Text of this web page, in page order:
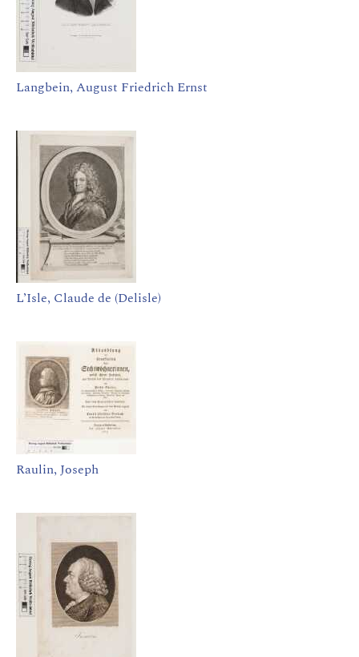
Langbein, August Friedrich Ernst
L’Isle, Claude de (Delisle)
Raulin, Joseph